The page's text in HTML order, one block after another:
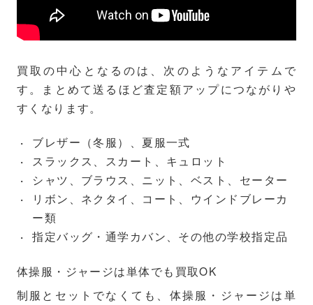
買取の中心となるのは、次のようなアイテムで
す。まとめて送るほど査定額アップにつながりや
すくなります。
ブレザー（冬服）、夏服一式
スラックス、スカート、キュロット
シャツ、ブラウス、ニット、ベスト、セーター
リボン、ネクタイ、コート、ウインドブレーカ
ー類
指定バッグ・通学カバン、その他の学校指定品
体操服・ジャージは単体でも買取OK
制服とセットでなくても、体操服・ジャージは単